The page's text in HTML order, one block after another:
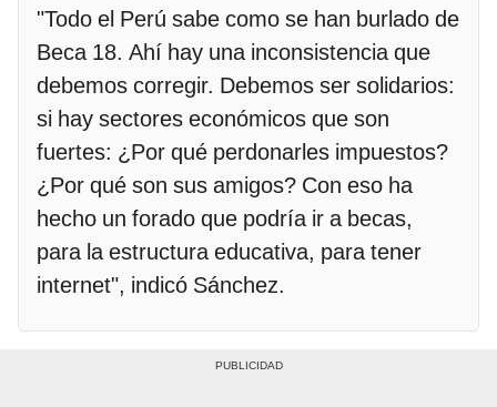
"Todo el Perú sabe como se han burlado de
Beca 18. Ahí hay una inconsistencia que
debemos corregir. Debemos ser solidarios:
si hay sectores económicos que son
fuertes: ¿Por qué perdonarles impuestos?
¿Por qué son sus amigos? Con eso ha
hecho un forado que podría ir a becas,
para la estructura educativa, para tener
internet", indicó Sánchez.